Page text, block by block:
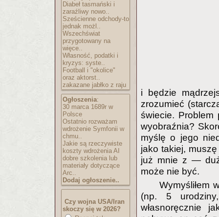
Diabeł tasmański i
zaraźliwy nowo..
Sześcienne odchody-to
jednak możl..
Wszechświat
przygotowany na
więce..
Własność, podatki i
kryzys: syste..
Football i "okolice"
oraz aktorst..
zakazane jabłko z raju
Ogłoszenia:
30 marca 1689r w
Polsce
Ostatnio rozważam
wdrożenie Symfonii w
chmu..
Jakie są rzeczywiste
koszty wdrożenia AI
dobre szkolenia lub
materiały dotyczące
Arc..
Dodaj ogłoszenie..
Czy wojna USA/Iran
skoczy się w 2026?
i będzie
zrozumieć
świecie. Problem
wyobraźnia?
myślę o jego
jako takiej,
już mnie z —
może nie być.
Wymyśliłem
(np. 5
własnoręcznie